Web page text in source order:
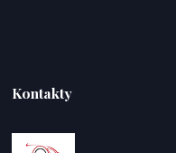
Kontakty